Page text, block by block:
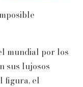
mundial por los
sus lujosos
figura, el